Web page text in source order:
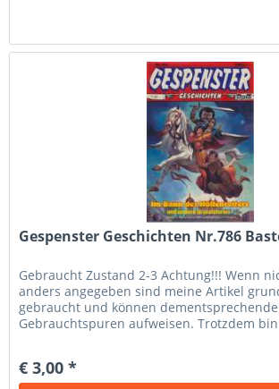
Gespenster Geschichten Nr.786
Gebraucht Zustand 2-3 Achtung!!! Wenn
anders angegeben sind meine Artikel
gebraucht und können dementsprechende
Gebrauchtspuren aufweisen. Trotzdem
€ 3,00 *